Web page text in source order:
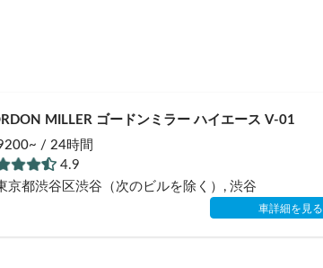
MILLER ゴードンミラー ハイエース V-01
/ 24時間
4.9
京都渋谷区渋谷（次のビルを除く） , 渋谷
車詳細を見る